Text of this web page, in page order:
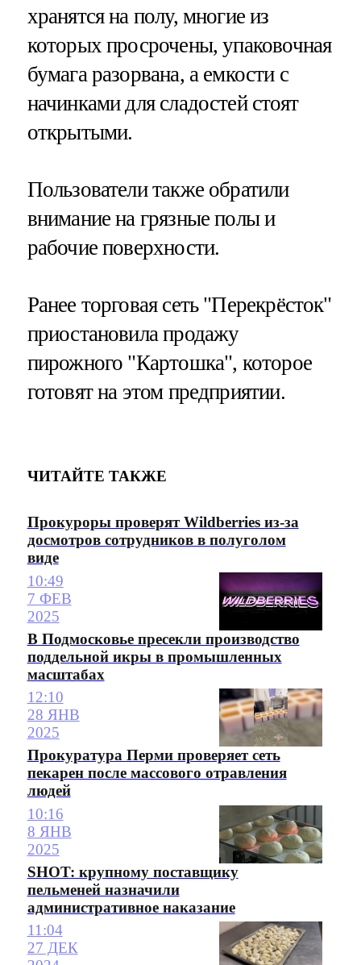
хранятся на полу, многие из
которых просрочены, упаковочная
бумага разорвана, а емкости с
начинками для сладостей стоят
открытыми.
Пользователи также обратили
внимание на грязные полы и
рабочие поверхности.
Ранее торговая сеть "Перекрёсток"
приостановила продажу
пирожного "Картошка", которое
готовят на этом предприятии.
ЧИТАЙТЕ ТАКЖЕ
Прокуроры проверят Wildberries из-за
досмотров сотрудников в полуголом
виде
10:49
7 ФЕВ
2025
В Подмосковье пресекли производство
поддельной икры в промышленных
масштабах
12:10
28 ЯНВ
2025
Прокуратура Перми проверяет сеть
пекарен после массового отравления
людей
10:16
8 ЯНВ
2025
SHOT: крупному поставщику
пельменей назначили
административное наказание
11:04
27 ДЕК